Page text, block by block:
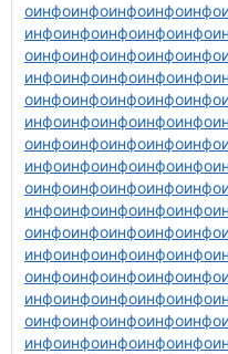
оинфоинфоинфоинфоинфо
инфоинфоинфоинфоинфо
оинфоинфоинфоинфоинфо
инфоинфоинфоинфоинфо
оинфоинфоинфоинфоинфо
инфоинфоинфоинфоинфо
оинфоинфоинфоинфоинфо
инфоинфоинфоинфоинфо
оинфоинфоинфоинфоинфо
инфоинфоинфоинфоинфо
оинфоинфоинфоинфоинфо
инфоинфоинфоинфоинфо
оинфоинфоинфоинфоинфо
инфоинфоинфоинфоинфо
оинфоинфоинфоинфоинфо
инфоинфоинфоинфоинфо